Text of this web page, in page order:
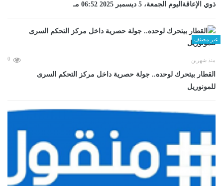
ذوي الإعاقةاليوم الجمعة، 5 ديسمبر 2025 06:52 مـ
غير مصنف
منذ شهرين 0
القطار بيتحرك لوحده.. جولة حصرية داخل مركز التحكم السرى
للمونوريل